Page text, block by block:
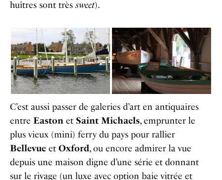
huîtres sont très sweet).
C’est aussi passer de galeries d’art en antiquaires
entre Easton et Saint Michaels, emprunter le
plus vieux (mini) ferry du pays pour rallier
Bellevue et Oxford, ou encore admirer la vue
depuis une maison digne d’une série et donnant
sur le rivage (un luxe avec option baie vitrée et